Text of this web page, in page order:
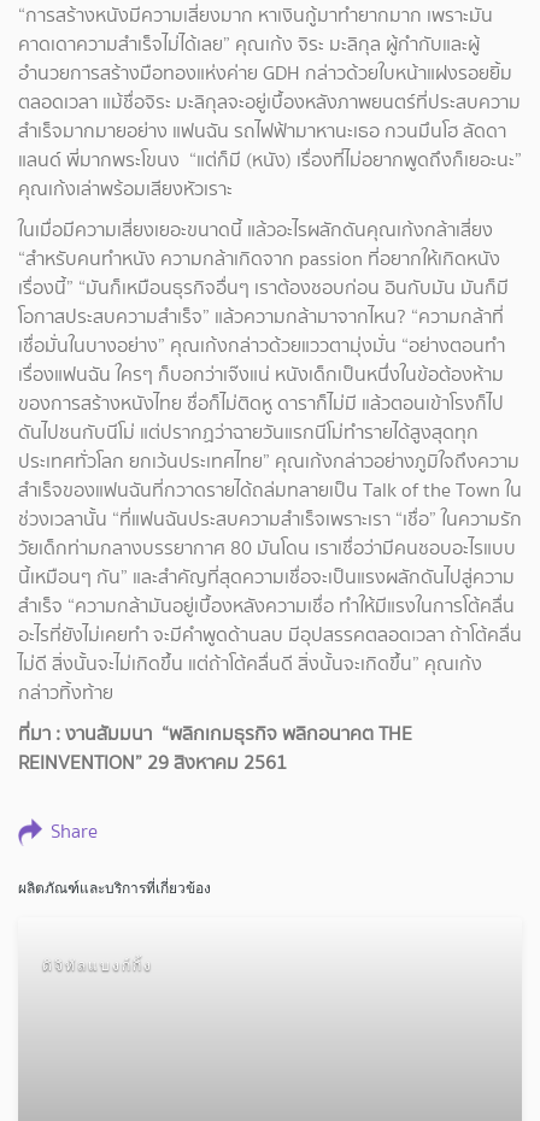
“การสร้างหนังมีความเสี่ยงมาก หาเงินกู้มาทำยากมาก เพราะมัน
คาดเดาความสำเร็จไม่ได้เลย” คุณเก้ง จิระ มะลิกุล ผู้กำกับและผู้
อำนวยการสร้างมือทองแห่งค่าย GDH กล่าวด้วยใบหน้าแฝงรอยยิ้ม
ตลอดเวลา แม้ชื่อจิระ มะลิกุลจะอยู่เบื้องหลังภาพยนตร์ที่ประสบความ
สำเร็จมากมายอย่าง แฟนฉัน รถไฟฟ้ามาหานะเธอ กวนมึนโฮ ลัดดา
แลนด์ พี่มากพระโขนง “แต่ก็มี (หนัง) เรื่องที่ไม่อยากพูดถึงก็เยอะนะ”
คุณเก้งเล่าพร้อมเสียงหัวเราะ
ในเมื่อมีความเสี่ยงเยอะขนาดนี้ แล้วอะไรผลักดันคุณเก้งกล้าเสี่ยง
“สำหรับคนทำหนัง ความกล้าเกิดจาก passion ที่อยากให้เกิดหนัง
เรื่องนี้” “มันก็เหมือนธุรกิจอื่นๆ เราต้องชอบก่อน อินกับมัน มันก็มี
โอกาสประสบความสำเร็จ” แล้วความกล้ามาจากไหน? “ความกล้าที่
เชื่อมั่นในบางอย่าง” คุณเก้งกล่าวด้วยแววตามุ่งมั่น “อย่างตอนทำ
เรื่องแฟนฉัน ใครๆ ก็บอกว่าเจ๊งแน่ หนังเด็กเป็นหนึ่งในข้อต้องห้าม
ของการสร้างหนังไทย ชื่อก็ไม่ติดหู ดาราก็ไม่มี แล้วตอนเข้าโรงก็ไป
ดันไปชนกับนีโม่ แต่ปรากฏว่าฉายวันแรกนีโม่ทำรายได้สูงสุดทุก
ประเทศทั่วโลก ยกเว้นประเทศไทย” คุณเก้งกล่าวอย่างภูมิใจถึงความ
สำเร็จของแฟนฉันที่กวาดรายได้ถล่มทลายเป็น Talk of the Town ใน
ช่วงเวลานั้น “ที่แฟนฉันประสบความสำเร็จเพราะเรา “เชื่อ” ในความรัก
วัยเด็กท่ามกลางบรรยากาศ 80 มันโดน เราเชื่อว่ามีคนชอบอะไรแบบ
นี้เหมือนๆ กัน” และสำคัญที่สุดความเชื่อจะเป็นแรงผลักดันไปสู่ความ
สำเร็จ “ความกล้ามันอยู่เบื้องหลังความเชื่อ ทำให้มีแรงในการโต้คลื่น
อะไรที่ยังไม่เคยทำ จะมีคำพูดด้านลบ มีอุปสรรคตลอดเวลา ถ้าโต้คลื่น
ไม่ดี สิ่งนั้นจะไม่เกิดขึ้น แต่ถ้าโต้คลื่นดี สิ่งนั้นจะเกิดขึ้น” คุณเก้ง
กล่าวทิ้งท้าย
ที่มา : งานสัมมนา “พลิกเกมธุรกิจ พลิกอนาคต THE
REINVENTION” 29 สิงหาคม 2561
Share
ผลิตภัณฑ์และบริการที่เกี่ยวข้อง
ดิจิทัลแบงก์กิ้ง